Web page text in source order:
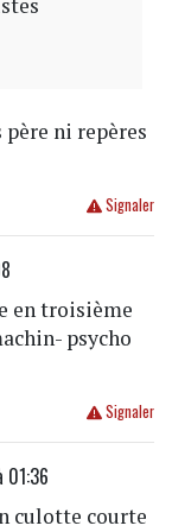
père ni repères
Signaler
en troisième
psycho
Signaler
culotte courte